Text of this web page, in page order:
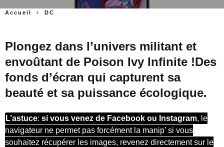
Accueil DC
Plongez dans l’univers militant et
envoûtant de Poison Ivy Infinite !Des
fonds d’écran qui capturent sa
beauté et sa puissance écologique.
L’astuce: si vous venez de Facebook ou Instagram, le
navigateur ne permet pas forcément la manip’ si vous
souhaitez récupérer les images, revenez directement sur le